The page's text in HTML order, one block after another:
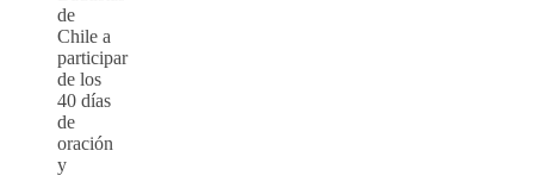
de
Chile a
participar
de los
40 días
de
oración
y